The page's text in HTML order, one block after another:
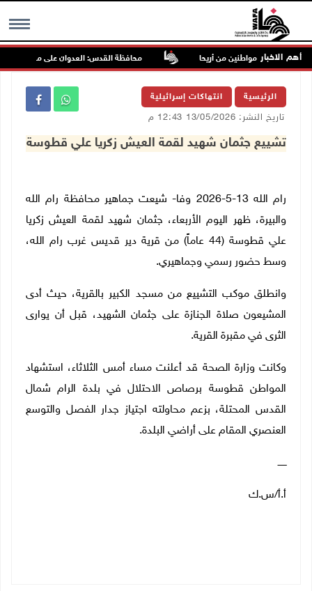
MENU أهم الاخبار
3 مواطنين من أريحا محافظة القدس: العدوان على مخيم قلنديا
الرئيسية انتهاكات إسرائيلية
تاريخ النشر: 13/05/2026 12:43 م
تشييع جثمان شهيد لقمة العيش زكريا علي قطوسة
رام الله 13-5-2026 وفا- شيعت جماهير محافظة رام الله
والبيرة، ظهر اليوم الأربعاء، جثمان شهيد لقمة العيش زكريا
علي قطوسة (44 عاماً) من قرية دير قديس غرب رام الله،
وسط حضور رسمي وجماهيري.
وانطلق موكب التشييع من مسجد الكبير بالقرية، حيث أدى
المشيعون صلاة الجنازة على جثمان الشهيد، قبل أن يوارى
الثرى في مقبرة القرية.
وكانت وزارة الصحة قد أعلنت مساء أمس الثلاثاء، استشهاد
المواطن قطوسة برصاص الاحتلال في بلدة الرام شمال
القدس المحتلة، بزعم محاولته اجتياز جدار الفصل والتوسع
العنصري المقام على أراضي البلدة.
ــــــ
أ.أ/س.ك